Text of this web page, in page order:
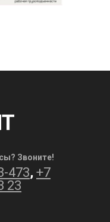
Звоните!
473, +7
23